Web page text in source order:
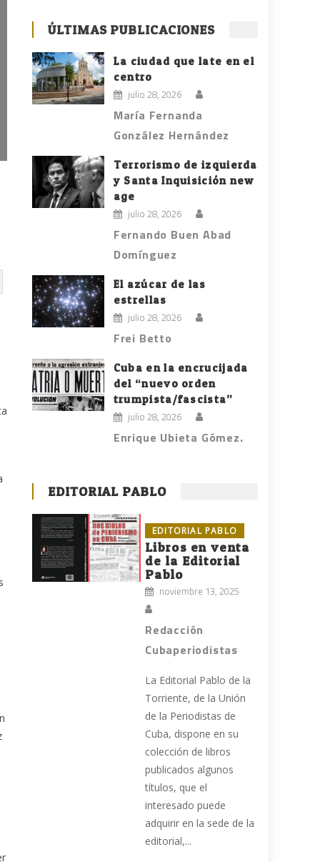
ÚLTIMAS PUBLICACIONES
La ciudad que late en el
centro
julio 28, 2026
María Fernanda
González Hernández
Terrorismo de izquierda
y Santa Inquisición new
age
julio 28, 2026
Fernando Buen Abad
Domínguez
El azúcar de las
estrellas
julio 28, 2026
Frei Betto
Cuba en la encrucijada
del “nuevo orden
trumpista/fascista”
julio 28, 2026
Enrique Ubieta Gómez.
EDITORIAL PABLO
EDITORIAL PABLO
Libros en venta
de la Editorial
Pablo
noviembre 13, 2025
Redacción
Cubaperiodistas
La Editorial Pablo de la
Torriente, de la Unión
de la Periodistas de
Cuba, dispone en su
colección de libros
publicados algunos
títulos, que el
interesado puede
adquirir en la sede de la
editorial,...